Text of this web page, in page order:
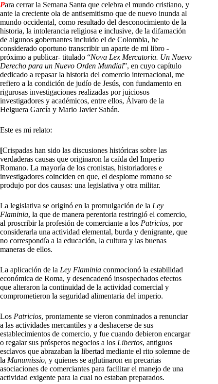
Para cerrar la Semana Santa que celebra el mundo cristiano, y
ante la creciente ola de antisemitismo que de nuevo inunda al
mundo occidental, como resultado del desconocimiento de la
historia, la intolerancia religiosa e inclusive, de la difamación
de algunos gobernantes incluido el de Colombia, he
considerado oportuno transcribir un aparte de mi libro -
próximo a publicar- titulado “Nova Lex Mercatoria. Un Nuevo
Derecho para un Nuevo Orden Mundial”, en cuyo capítulo
dedicado a repasar la historia del comercio internacional, me
refiero a la condición de judío de Jesús, con fundamento en
rigurosas investigaciones realizadas por juiciosos
investigadores y académicos, entre ellos, Álvaro de la
Helguera García y Mario Javier Sabán.
Este es mi relato:
[Crispadas han sido las discusiones históricas sobre las
verdaderas causas que originaron la caída del Imperio
Romano. La mayoría de los cronistas, historiadores e
investigadores coinciden en que, el desplome romano se
produjo por dos causas: una legislativa y otra militar.
La legislativa se originó en la promulgación de la Ley
Flaminia, la que de manera perentoria restringió el comercio,
al proscribir la profesión de comerciante a los Patricios, por
considerarla una actividad elemental, burda y denigrante, que
no correspondía a la educación, la cultura y las buenas
maneras de ellos.
La aplicación de la Ley Flaminia conmocionó la estabilidad
económica de Roma, y desencadenó insospechados efectos
que alteraron la continuidad de la actividad comercial y
comprometieron la seguridad alimentaria del imperio.
Los Patricios, prontamente se vieron conminados a renunciar
a las actividades mercantiles y a deshacerse de sus
establecimientos de comercio, y fue cuando debieron encargar
o regalar sus prósperos negocios a los Libertos, antiguos
esclavos que abrazaban la libertad mediante el rito solemne de
la Manumissio, y quienes se aglutinaron en precarias
asociaciones de comerciantes para facilitar el manejo de una
actividad exigente para la cual no estaban preparados.